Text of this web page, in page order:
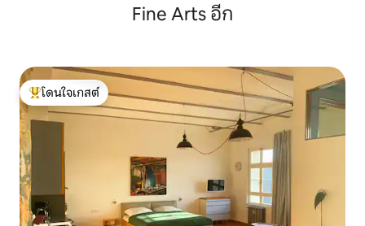
Fine Arts อีก
โดนใจเกสต์ที่สุด
โดนใจเกสต์